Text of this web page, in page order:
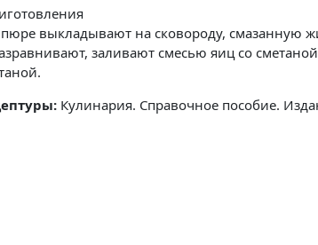
выкладывают на сковороду, смазанную
заливают смесью яиц со
Кулинария. Справочное пособие.